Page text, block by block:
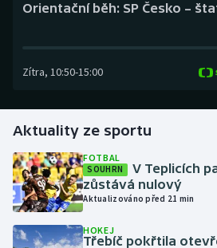
Golf
Gymnastika
Házená
Orientační běh: SP Česko –
Zítra, 10:50-15:00
Aktuality ze sportu
FOTBAL
SOUHRN
V Teplicích
zůstává nulový
Aktualizováno před 21 min
HOKEJ
Třebíč pokřtila